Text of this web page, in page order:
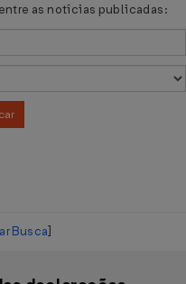
as notícias publicadas:
Busca]